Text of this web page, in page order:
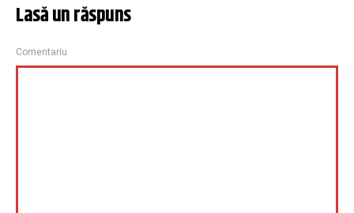
Lasă un răspuns
Comentariu